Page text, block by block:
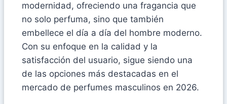
modernidad, ofreciendo una fragancia que
no solo perfuma, sino que también
embellece el día a día del hombre moderno.
Con su enfoque en la calidad y la
satisfacción del usuario, sigue siendo una
de las opciones más destacadas en el
mercado de perfumes masculinos en 2026.